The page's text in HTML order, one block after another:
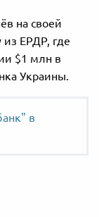
на своей
из ЕРДР, где
$1 млн в
Украины.
в